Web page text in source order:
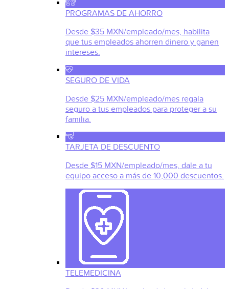
PROGRAMAS DE AHORRO
Desde $35 MXN/empleado/mes, habilita
que tus empleados ahorren dinero y ganen
intereses.
SEGURO DE VIDA
Desde $25 MXN/empleado/mes regala
seguro a tus empleados para proteger a su
familia.
TARJETA DE DESCUENTO
Desde $15 MXN/empleado/mes, dale a tu
equipo acceso a más de 10,000 descuentos.
TELEMEDICINA